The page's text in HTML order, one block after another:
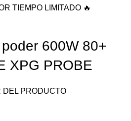
TIEMPO LIMITADO 🔥
600W 80+
XPG PROBE
DEL PRODUCTO